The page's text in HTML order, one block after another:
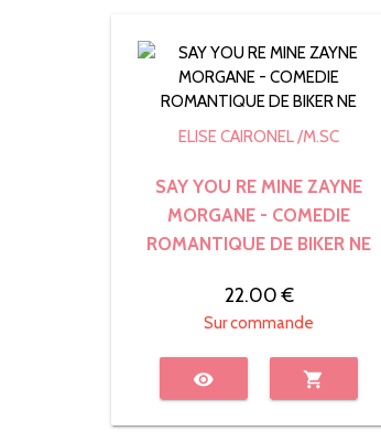
ELISE CAIRONEL /M.SC
SAY YOU RE MINE ZAYNE
MORGANE - COMEDIE
ROMANTIQUE DE BIKER NE
22.00 €
Sur commande
visibility shopping_cart